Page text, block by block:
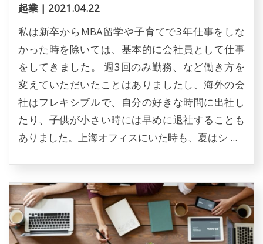
起業 | 2021.04.22
私は新卒からMBA留学や子育てで3年仕事をしな
かった時を除いては、基本的に会社員として仕事
をしてきました。 週3回のみ勤務、など働き方を
変えていただいたことはありましたし、海外の会
社はフレキシブルで、自分の好きな時間に出社し
たり、子供が小さい時には早めに退社することも
ありました。上海オフィスにいた時も、夏はシ ...